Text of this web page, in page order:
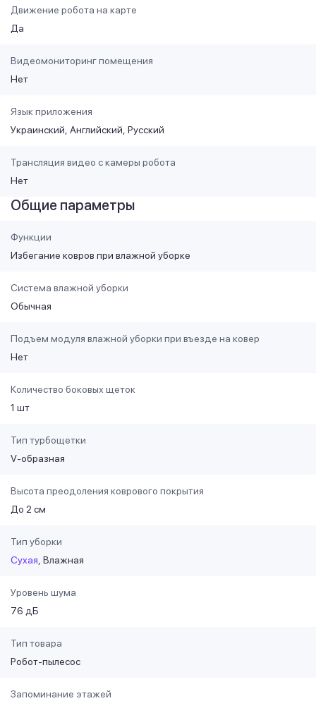
Движение робота на карте
Да
Видеомониторинг помещения
Нет
Язык приложения
Украинский Английский Русский
Трансляция видео с камеры робота
Нет
Общие параметры
Функции
Избегание ковров при влажной уборке
Система влажной уборки
Обычная
Подъем модуля влажной уборки при въезде на ковер
Нет
Количество боковых щеток
1 шт
Тип турбощетки
V-образная
Высота преодоления коврового покрытия
До 2 см
Тип уборки
Сухая Влажная
Уровень шума
76 дБ
Тип товара
Робот-пылесос
Запоминание этажей